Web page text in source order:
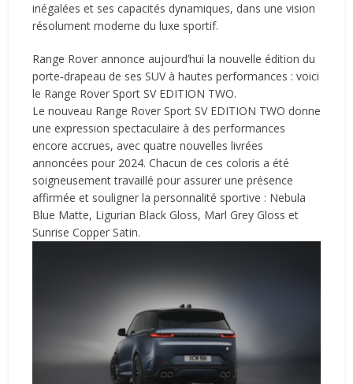
inégalées et ses capacités dynamiques, dans une vision
résolument moderne du luxe sportif.
Range Rover annonce aujourd’hui la nouvelle édition du
porte‑drapeau de ses SUV à hautes performances : voici
le Range Rover Sport SV EDITION TWO.
Le nouveau Range Rover Sport SV EDITION TWO donne
une expression spectaculaire à des performances
encore accrues, avec quatre nouvelles livrées
annoncées pour 2024. Chacun de ces coloris a été
soigneusement travaillé pour assurer une présence
affirmée et souligner la personnalité sportive : Nebula
Blue Matte, Ligurian Black Gloss, Marl Grey Gloss et
Sunrise Copper Satin.